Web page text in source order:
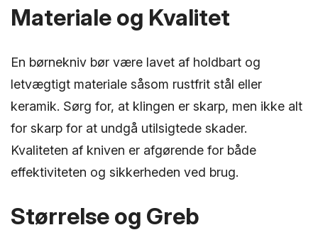
Materiale og Kvalitet
En børnekniv bør være lavet af holdbart og
letvægtigt materiale såsom rustfrit stål eller
keramik. Sørg for, at klingen er skarp, men ikke alt
for skarp for at undgå utilsigtede skader.
Kvaliteten af kniven er afgørende for både
effektiviteten og sikkerheden ved brug.
Størrelse og Greb